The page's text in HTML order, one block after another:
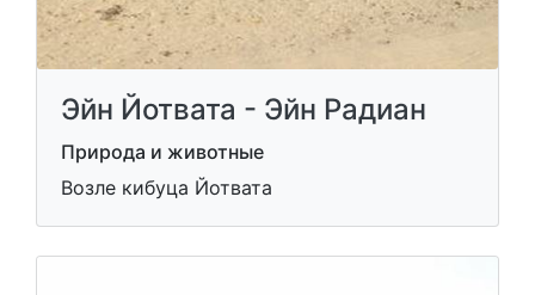
Эйн Йотвата - Эйн Радиан
Природа и животные
Возле кибуца Йотвата